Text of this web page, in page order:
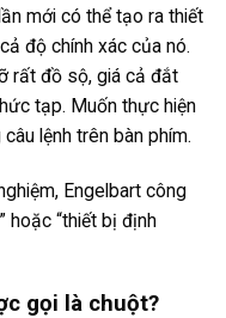
mới có thể tạo ra thiết
độ chính xác của nó.
rất đồ sộ, giá cả đắt
tạp. Muốn thực hiện
lệnh trên bàn phím.
Engelbart công
hoặc “thiết bị định
gọi là chuột?